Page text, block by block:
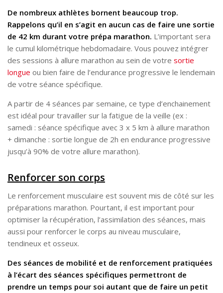
De nombreux athlètes bornent beaucoup trop.
Rappelons qu’il en s’agit en aucun cas de faire une sortie
de 42 km durant votre prépa marathon. L’important sera
le cumul kilométrique hebdomadaire. Vous pouvez intégrer
des sessions à allure marathon au sein de votre sortie
longue ou bien faire de l’endurance progressive le lendemain
de votre séance spécifique.
A partir de 4 séances par semaine, ce type d’enchainement
est idéal pour travailler sur la fatigue de la veille (ex :
samedi : séance spécifique avec 3 x 5 km à allure marathon
+ dimanche : sortie longue de 2h en endurance progressive
jusqu’à 90% de votre allure marathon).
Renforcer son corps
Le renforcement musculaire est souvent mis de côté sur les
préparations marathon. Pourtant, il est important pour
optimiser la récupération, l’assimilation des séances, mais
aussi pour renforcer le corps au niveau musculaire,
tendineux et osseux.
Des séances de mobilité et de renforcement pratiquées
à l’écart des séances spécifiques permettront de
prendre un temps pour soi autant que de faire un petit